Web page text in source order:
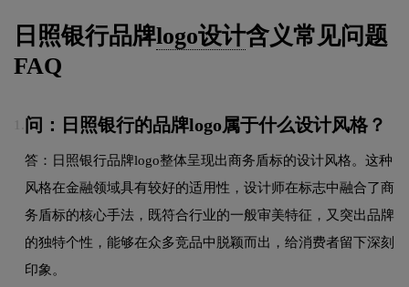
日照银行品牌logo设计含义常见问题
FAQ
问：日照银行的品牌logo属于什么设计风格？
答：日照银行品牌logo整体呈现出商务盾标的设计风格。这种
风格在金融领域具有较好的适用性，设计师在标志中融合了商
务盾标的核心手法，既符合行业的一般审美特征，又突出品牌
的独特个性，能够在众多竞品中脱颖而出，给消费者留下深刻
印象。